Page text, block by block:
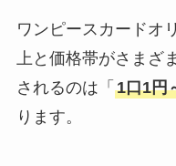
ワンピースカードオ
上と価格帯がさまざ
されるのは「 1口1円
ります。